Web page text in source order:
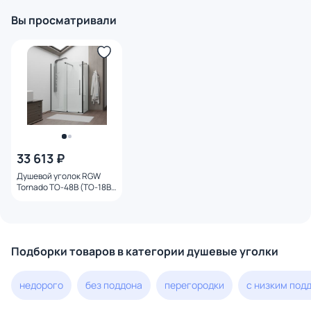
Вы просматривали
33 613 ₽
Душевой уголок RGW
Tornado TO-48B (TO-18B
Подборки товаров в категории душевые уголки
недорого без поддона перегородки с низким